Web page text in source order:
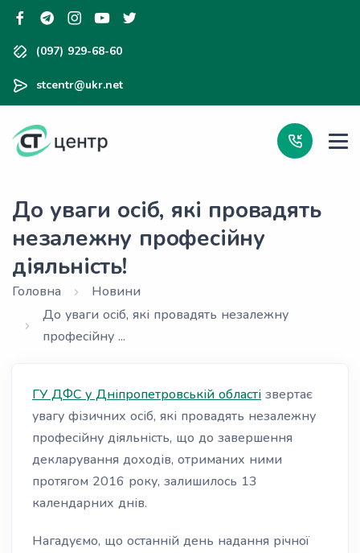
(097) 929-68-60
stcentr@ukr.net
До уваги осіб, які провадять
незалежну професійну
діяльність!
Головна
Новини
До уваги осіб, які провадять незалежну
професійну ...
ГУ ДФС у Дніпропетровській області звертає
увагу фізичних осіб, які провадять незалежну
професійну діяльність, що до завершення
декларування доходів, отриманих ними
протягом 2016 року, залишилось 13
календарних днів.
Нагадуємо, що останній день надання річної